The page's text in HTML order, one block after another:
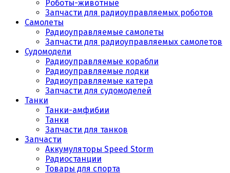
Роботы-животные
Запчасти для радиоуправляемых роботов
Самолеты
Радиоуправляемые самолеты
Запчасти для радиоуправляемых самолетов
Судомодели
Радиоуправляемые корабли
Радиоуправляемые лодки
Радиоуправляемые катера
Запчасти для судомоделей
Танки
Танки-амфибии
Танки
Запчасти для танков
Запчасти
Аккумуляторы Speed Storm
Радиостанции
Товары для спорта